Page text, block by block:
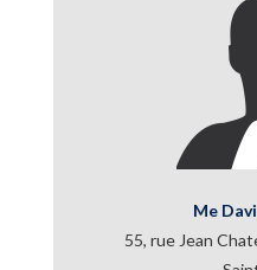
Me
55, rue Jean